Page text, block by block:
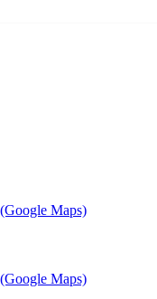
Maps)
Maps)
ามรู้ส่งเสริมการท่อง
ตร์
ลกเปลี่ยน
ชุมชนเชิง
vichakarn2#